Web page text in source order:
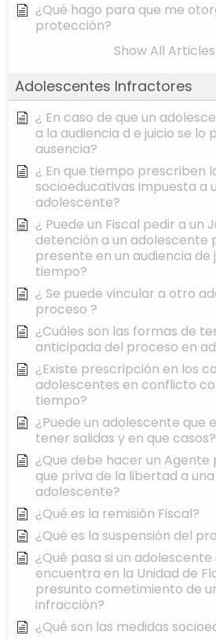
¿Qué hago para que me
protección?
Show All
Adolescentes Infractores
¿ En caso de que un
a la audiencia d e juicio se lo
ausencia?
¿ En que tiempo prescriben
socioeducativas impuesta a
adolescente?
¿ Puede un Fiscal pedir a un
detención a un adolescente
presente en un audiencia de
tiempo?
¿ Se puede vincular a otro
proceso ?
¿Cuáles son las formas de
anticipada del proceso en
¿Existe prescripción en los
adolescentes en conflicto
tiempo?
¿Puede un adolescente que
tener salidas y en que casos?
¿Que debe hacer un
que priva de la libertad a
adolescente?
¿Qué es la remisión Fiscal?
¿Qué es la suspensión del
¿Qué pasa si un
encuentra en la Unidad de
presunto cometimiento de
infracción?
¿Qué son las medidas